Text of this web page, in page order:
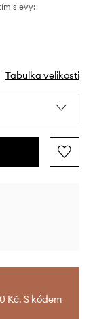
slevy:
Tabulka velikosti
Kč. S kódem